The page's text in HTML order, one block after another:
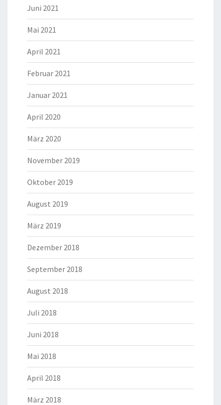
Juni 2021
Mai 2021
April 2021
Februar 2021
Januar 2021
April 2020
März 2020
November 2019
Oktober 2019
August 2019
März 2019
Dezember 2018
September 2018
August 2018
Juli 2018
Juni 2018
Mai 2018
April 2018
März 2018